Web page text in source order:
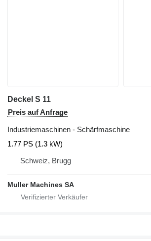
Deckel S 11
Preis auf Anfrage
Industriemaschinen - Schärfmaschine
1.77 PS (1.3 kW)
Schweiz, Brugg
Muller Machines SA